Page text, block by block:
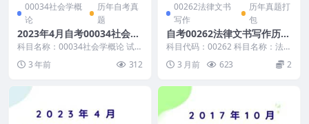
00034社会学概
论
历年自考真
题
2023年4月自考00034社会学
概论真题及答案
科目名称：00034社会学概论 试卷
试社会学概...
3 年前 312
00262法律文书
写作
历年真题打
包
自考00262法律文书写作历年
真题及答案打包
科目代码：00262 科目名称：法律
文书写作 自考真题及答案包含： 2
026年4...
3 月前 623 2